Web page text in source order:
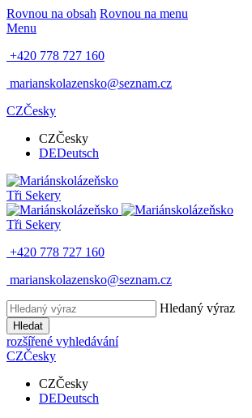
Rovnou na obsah Rovnou na menu
Menu
+420 778 727 160
marianskolazensko@seznam.cz
CZČesky
CZČesky
DEDeutsch
Tři Sekery
Tři Sekery
+420 778 727 160
marianskolazensko@seznam.cz
Hledaný výraz
Hledat
rozšířené vyhledávání
CZČesky
CZČesky
DEDeutsch